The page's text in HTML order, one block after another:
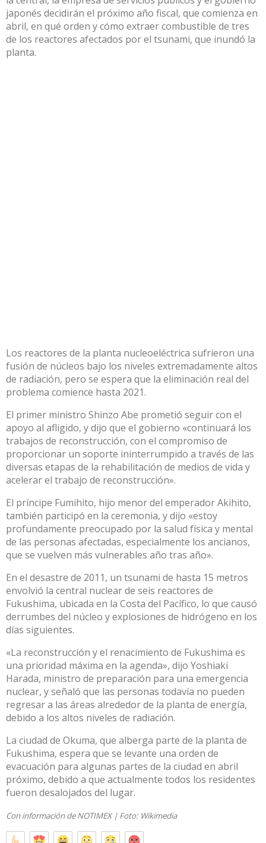
japonés decidirán el próximo año fiscal, que comienza en
abril, en qué orden y cómo extraer combustible de tres
de los reactores afectados por el tsunami, que inundó la
planta.
Los reactores de la planta nucleoeléctrica sufrieron una
fusión de núcleos bajo los niveles extremadamente altos
de radiación, pero se espera que la eliminación real del
problema comience hasta 2021.
El primer ministro Shinzo Abe prometió seguir con el
apoyo al afligido, y dijo que el gobierno «continuará los
trabajos de reconstrucción, con el compromiso de
proporcionar un soporte ininterrumpido a través de las
diversas etapas de la rehabilitación de medios de vida y
acelerar el trabajo de reconstrucción».
El príncipe Fumihito, hijo menor del emperador Akihito,
también participó en la ceremonia, y dijo «estoy
profundamente preocupado por la salud física y mental
de las personas afectadas, especialmente los ancianos,
que se vuelven más vulnerables año tras año».
En el desastre de 2011, un tsunami de hasta 15 metros
envolvió la central nuclear de seis reactores de
Fukushima, ubicada en la Costa del Pacífico, lo que causó
derrumbes del núcleo y explosiones de hidrógeno en los
días siguientes.
«La reconstrucción y el renacimiento de Fukushima es
una prioridad máxima en la agenda», dijo Yoshiaki
Harada, ministro de preparación para una emergencia
nuclear, y señaló que las personas todavía no pueden
regresar a las áreas alrededor de la planta de energía,
debido a los altos niveles de radiación.
La ciudad de Okuma, que alberga parte de la planta de
Fukushima, espera que se levante una orden de
evacuación para algunas partes de la ciudad en abril
próximo, debido a que actualmente todos los residentes
fueron desalojados del lugar.
Con información deNOTIMEX| Foto: Wikimedia